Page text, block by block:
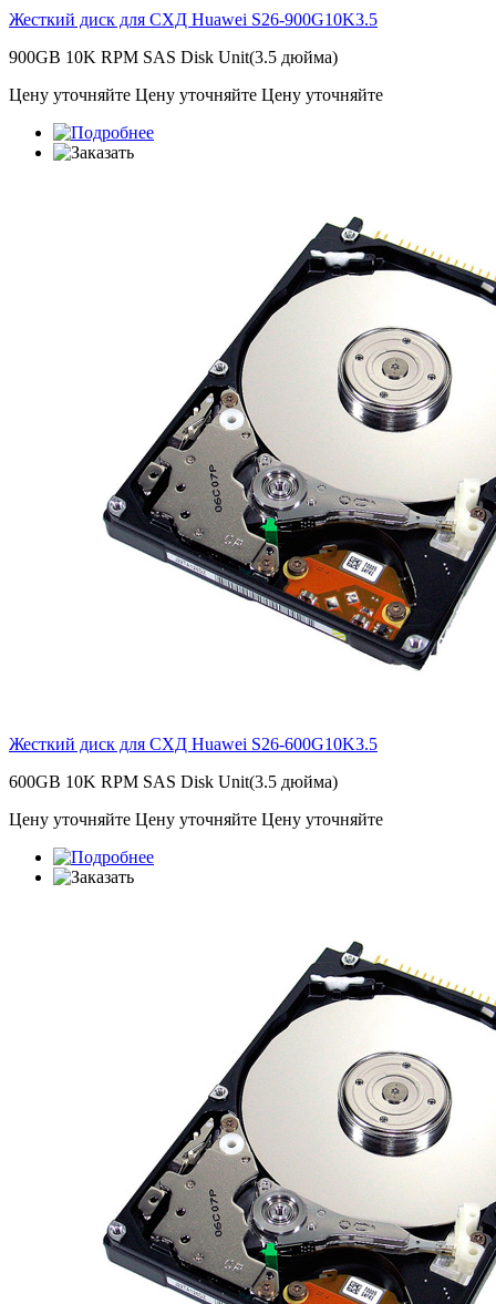
Жесткий диск для СХД Huawei S26-900G10K3.5
900GB 10K RPM SAS Disk Unit(3.5 дюйма)
Цену уточняйте Цену уточняйте Цену уточняйте
Жесткий диск для СХД Huawei S26-600G10K3.5
600GB 10K RPM SAS Disk Unit(3.5 дюйма)
Цену уточняйте Цену уточняйте Цену уточняйте